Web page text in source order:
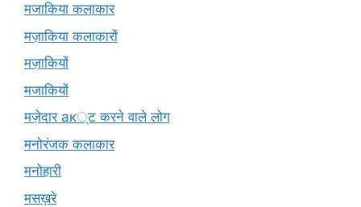
मजाकिया कलाकार
मज़ाकिया कलाकारों
मज़ाकियों
मजाकियों
मज़ेदार ак्ट करने वाले लोग
मनोरंजक कलाकार
मनोहारी
मसख़रे